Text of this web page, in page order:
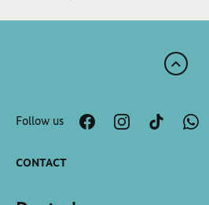
Scroll
the
top
Follow us
CONTACT